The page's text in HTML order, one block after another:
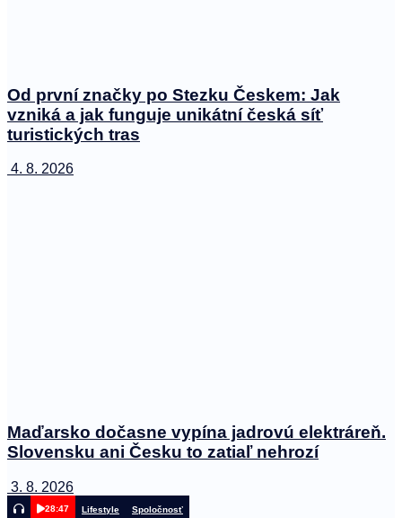
Od první značky po Stezku Českem: Jak
vzniká a jak funguje unikátní česká síť
turistických tras
4. 8. 2026
Maďarsko dočasne vypína jadrovú elektráreň.
Slovensku ani Česku to zatiaľ nehrozí
3. 8. 2026
28:47 Lifestyle Spoločnosť